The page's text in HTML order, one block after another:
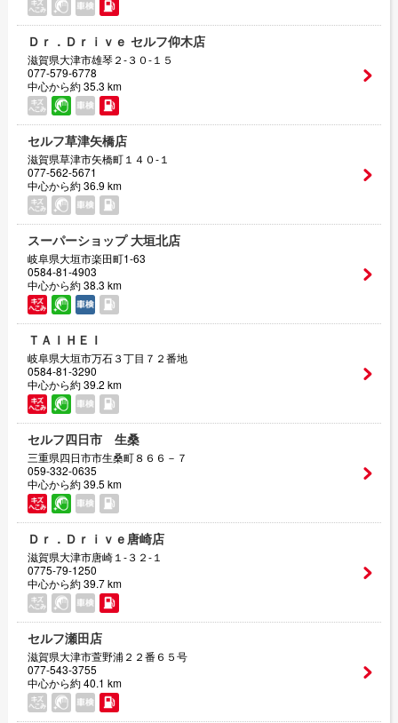
Ｄｒ．Ｄｒｉｖｅ セルフ仰木店
滋賀県大津市雄琴２‐３０‐１５
077-579-6778
中心から約 35.3 km
セルフ草津矢橋店
滋賀県草津市矢橋町１４０‐１
077-562-5671
中心から約 36.9 km
スーパーショップ 大垣北店
岐阜県大垣市楽田町1-63
0584-81-4903
中心から約 38.3 km
ＴＡＩＨＥＩ
岐阜県大垣市万石３丁目７２番地
0584-81-3290
中心から約 39.2 km
セルフ四日市 生桑
三重県四日市市生桑町８６６－７
059-332-0635
中心から約 39.5 km
Ｄｒ．Ｄｒｉｖｅ唐崎店
滋賀県大津市唐崎１‐３２‐１
0775-79-1250
中心から約 39.7 km
セルフ瀬田店
滋賀県大津市萱野浦２２番６５号
077-543-3755
中心から約 40.1 km